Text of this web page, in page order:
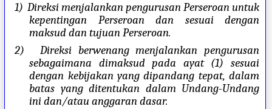
1) Direksi menjalankan pengurusan Perseroan untuk
kepentingan Perseroan dan sesuai dengan
maksud dan tujuan Perseroan.
2)
Direksi berwenang menjalankan pengurusan
sebagaimana dimaksud pada ayat (1) sesuai
dengan kebijakan yang dipandang tepat, dalam
batas yang ditentukan dalam Undang-Undang
ini dan/atau anggaran dasar.